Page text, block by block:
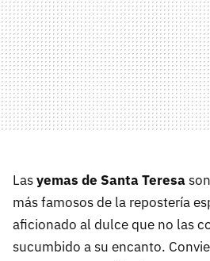
Lasyemas de Santa Teresa
más famosos de la repostería
aficionado al dulce que no las
sucumbido a su encanto.